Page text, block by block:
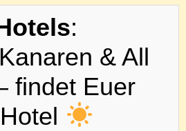
:
& All
findet Euer